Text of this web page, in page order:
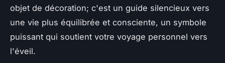
objet de décoration; c'est un guide silencieux vers
une vie plus équilibrée et consciente, un symbole
puissant qui soutient votre voyage personnel vers
l'éveil.